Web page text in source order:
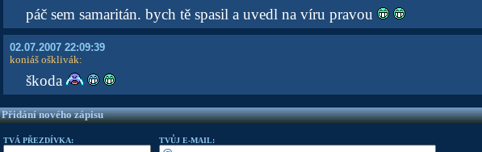
páč sem samaritán. bych tě spasil a uvedl na víru pravou
02.07.2007 22:09:39
koniáš ošklivák:
škoda
Přidání nového zápisu
TVÁ PŘEZDÍVKA: TVŮJ E-MAIL: